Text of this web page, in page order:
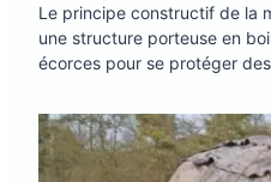
Le principe constructif de la
une structure porteuse en
écorces pour se protéger